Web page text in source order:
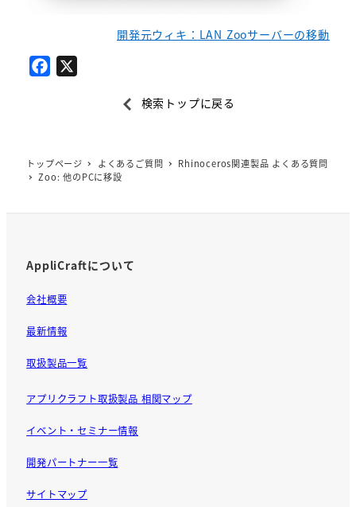
開発元ウィキ：LAN Zooサーバーの移動
o
検索トップに戻る
トップページ よくあるご質問
Rhinoceros関連製品 よくある質問
Zoo: 他のPCに移設
AppliCraftについて
会社概要
最新情報
取扱製品一覧
アプリクラフト取扱製品 相関マップ
イベント・セミナー情報
開発パートナー一覧
サイトマップ